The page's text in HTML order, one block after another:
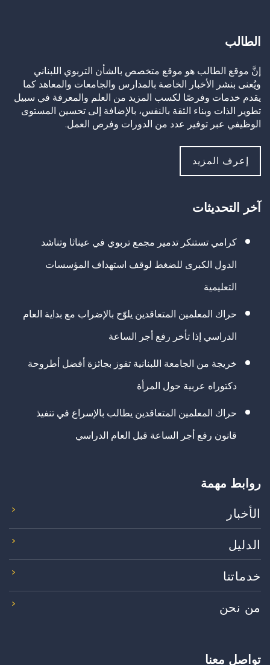
الطالب
إنَّ موقع الطالب هو موقع متخصص بالشأن التربوي اللبناني
ويُعنى بنشر الأخبار الخاصة بالمدارس والجامعات والمعاهد كما
يقدم خدمات وفرصًا لكسب المزيد من العلم والمعرفة في سبيل
تطوير الذات وبناء الثقة بالنفس، بالإضافة إلى تحسين المستوى
الوظيفي عبر توفير عدد من الدورات وفرص العمل.
إعرف المزيد
آخر التحديثات
كرامي تستنكر تدمير مجمع تربوي في عيناثا وتناشد
الدول الكبرى للضغط لوقف استهداف المؤسسات
التعليمية
حراك المعلمين المتعاقدين يلوّح بالإضراب مع بداية العام
الدراسي إذا تأخر رفع أجر الساعة
خريجة من الجامعة اللبنانية تفوز بجائزة أفضل أطروحة
دكتوراه عربية حول المرأة
حراك المعلمين المتعاقدين يطالب بالإسراع في تنفيذ
قانون رفع أجر الساعة قبل العام الدراسي
روابط مهمة
الأخبار
الدليل
خدماتنا
من نحن
تواصل معنا